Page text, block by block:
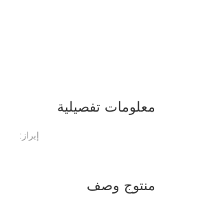
معلومات تفصيلية
إبراز:
منتوج وصف